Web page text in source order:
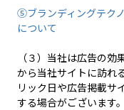
⑤ブランディングテク
について
（３）当社は広告の
から当社サイトに訪れ
リック日や広告掲載サ
する場合がございます。